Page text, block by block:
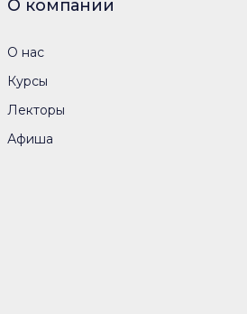
О компании
О нас
Курсы
Лекторы
Афиша